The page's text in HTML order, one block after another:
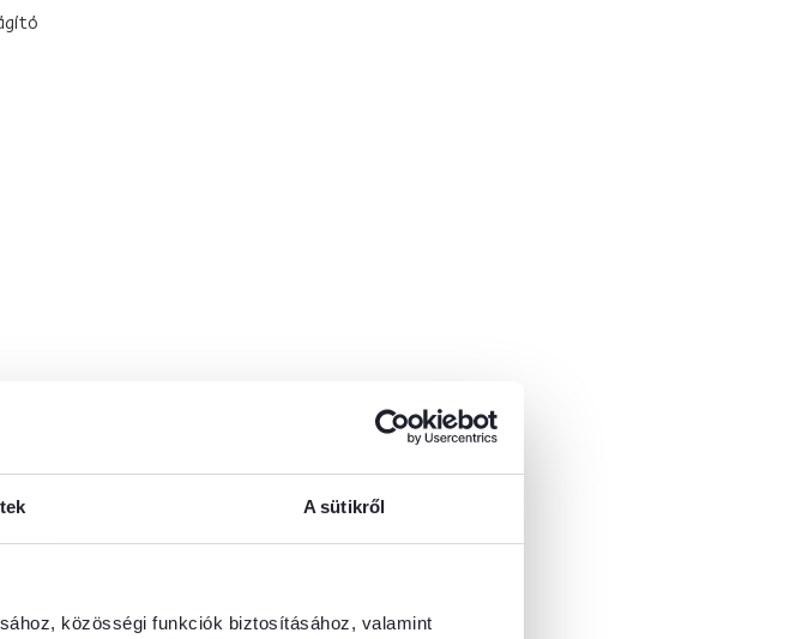
A sütikről
közösségi funkciók biztosításához, valamint